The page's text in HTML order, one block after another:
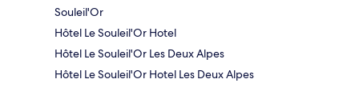
Souleil'Or
Hôtel Le Souleil'Or Hotel
Hôtel Le Souleil'Or Les Deux Alpes
Hôtel Le Souleil'Or Hotel Les Deux Alpes